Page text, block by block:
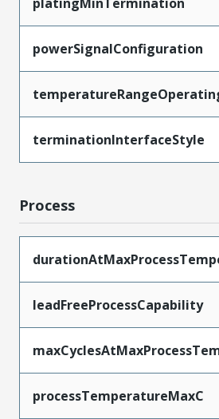
powerSignalConfiguration
terminationInterfaceStyle
Process
leadFreeProcessCapability
processTemperatureMaxC